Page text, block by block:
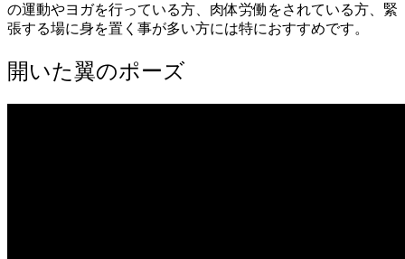
の運動やヨガを行っている方、肉体労働をされている方、緊
張する場に身を置く事が多い方には特におすすめです。
開いた翼のポーズ